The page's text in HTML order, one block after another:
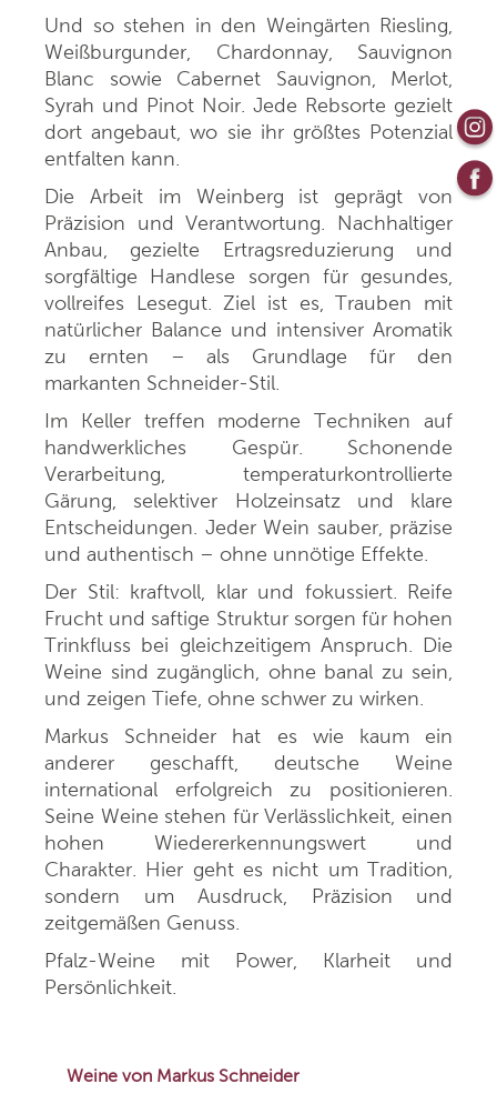
Und so stehen in den Weingärten Riesling,
Weißburgunder, Chardonnay, Sauvignon
Blanc sowie Cabernet Sauvignon, Merlot,
Syrah und Pinot Noir. Jede Rebsorte gezielt
dort angebaut, wo sie ihr größtes Potenzial
entfalten kann.
Die Arbeit im Weinberg ist geprägt von
Präzision und Verantwortung. Nachhaltiger
Anbau, gezielte Ertragsreduzierung und
sorgfältige Handlese sorgen für gesundes,
vollreifes Lesegut. Ziel ist es, Trauben mit
natürlicher Balance und intensiver Aromatik
zu ernten – als Grundlage für den
markanten Schneider-Stil.
Im Keller treffen moderne Techniken auf
handwerkliches Gespür. Schonende
Verarbeitung, temperaturkontrollierte
Gärung, selektiver Holzeinsatz und klare
Entscheidungen. Jeder Wein sauber, präzise
und authentisch – ohne unnötige Effekte.
Der Stil: kraftvoll, klar und fokussiert. Reife
Frucht und saftige Struktur sorgen für hohen
Trinkfluss bei gleichzeitigem Anspruch. Die
Weine sind zugänglich, ohne banal zu sein,
und zeigen Tiefe, ohne schwer zu wirken.
Markus Schneider hat es wie kaum ein
anderer geschafft, deutsche Weine
international erfolgreich zu positionieren.
Seine Weine stehen für Verlässlichkeit, einen
hohen Wiedererkennungswert und
Charakter. Hier geht es nicht um Tradition,
sondern um Ausdruck, Präzision und
zeitgemäßen Genuss.
Pfalz-Weine mit Power, Klarheit und
Persönlichkeit.
Weine von Markus Schneider